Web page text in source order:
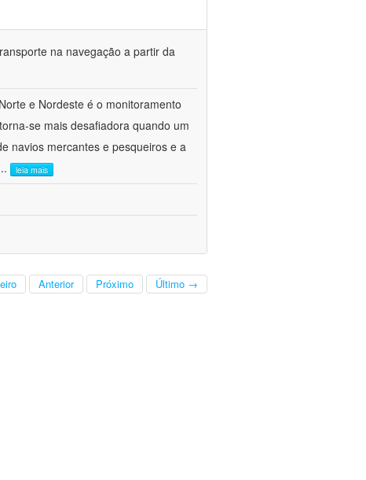
na navegação a partir da
e Nordeste é o monitoramento
se mais desafiadora quando um
navios mercantes e pesqueiros e a
leia mais
Anterior Próximo Último →